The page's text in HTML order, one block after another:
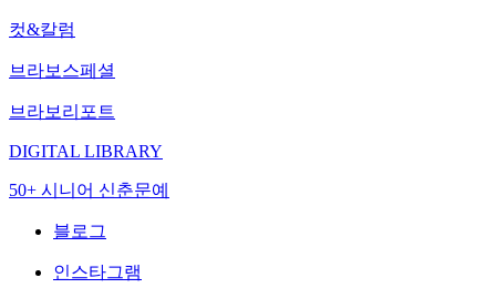
컷&칼럼
브라보스페셜
브라보리포트
DIGITAL LIBRARY
50+ 시니어 신춘문예
블로그
인스타그램